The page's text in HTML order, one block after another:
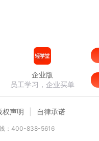
企业版
员工学习，企业买单
权声明 自律承诺
：400-838-5616